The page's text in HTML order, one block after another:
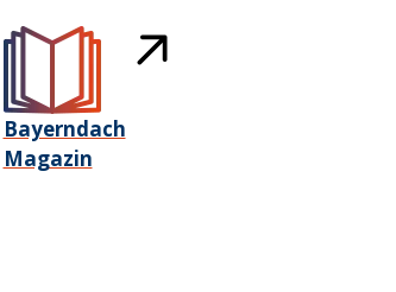
Bayerndach
Magazin